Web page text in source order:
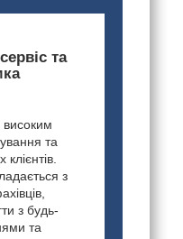
та
та
з
з будь-
та